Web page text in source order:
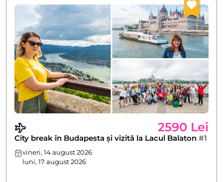
2590 Lei
City break în Budapesta și vizită la Lacul Balaton #1
vineri, 14 august 2026
luni, 17 august 2026